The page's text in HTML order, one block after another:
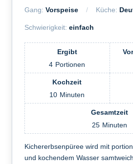
Gang: Vorspeise Küche:
Schwierigkeit: einfach
Ergibt
4 Portionen
Kochzeit
10 Minuten
Gesamtzeit
25 Minuten
Kichererbsenpüree wird mit
und kochendem Wasser